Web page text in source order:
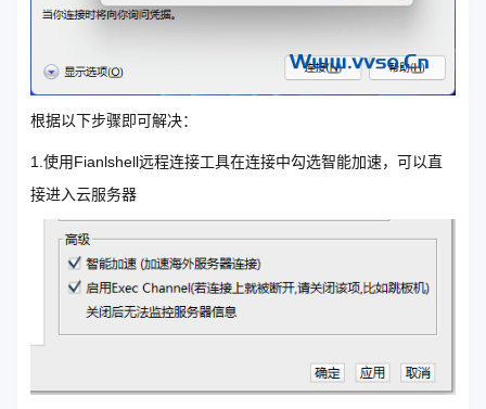
根据以下步骤即可解决：
1.使用Fianlshell远程连接工具在连接中勾选智能加速，可以直
接进入云服务器